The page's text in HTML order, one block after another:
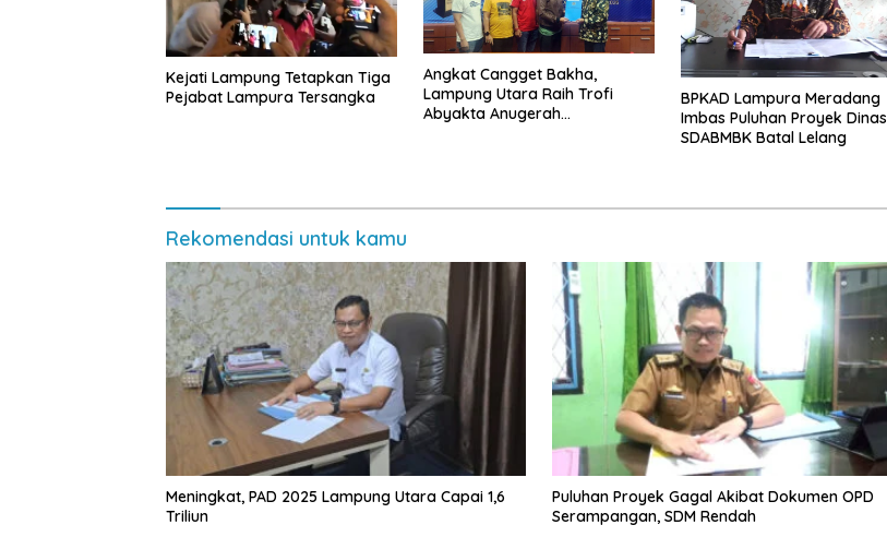
Kejati Lampung Tetapkan Tiga
Pejabat Lampura Tersangka
Angkat Cangget Bakha,
Lampung Utara Raih Trofi
Abyakta Anugerah
BPKAD Lampura Meradang
Imbas Puluhan Proyek Dinas
SDABMBK Batal Lelang
Rekomendasi untuk kamu
Meningkat, PAD 2025 Lampung Utara Capai 1,6
Triliun
Puluhan Proyek Gagal Akibat Dokumen OPD
Serampangan, SDM Rendah